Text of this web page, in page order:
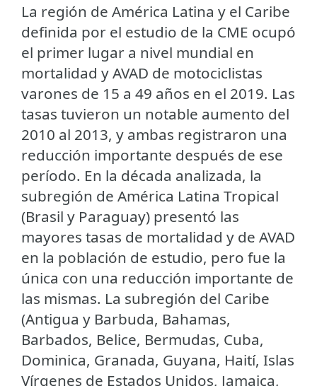
La región de América Latina y el Caribe
definida por el estudio de la CME ocupó
el primer lugar a nivel mundial en
mortalidad y AVAD de motociclistas
varones de 15 a 49 años en el 2019. Las
tasas tuvieron un notable aumento del
2010 al 2013, y ambas registraron una
reducción importante después de ese
período. En la década analizada, la
subregión de América Latina Tropical
(Brasil y Paraguay) presentó las
mayores tasas de mortalidad y de AVAD
en la población de estudio, pero fue la
única con una reducción importante de
las mismas. La subregión del Caribe
(Antigua y Barbuda, Bahamas,
Barbados, Belice, Bermudas, Cuba,
Dominica, Granada, Guyana, Haití, Islas
Vírgenes de Estados Unidos, Jamaica,